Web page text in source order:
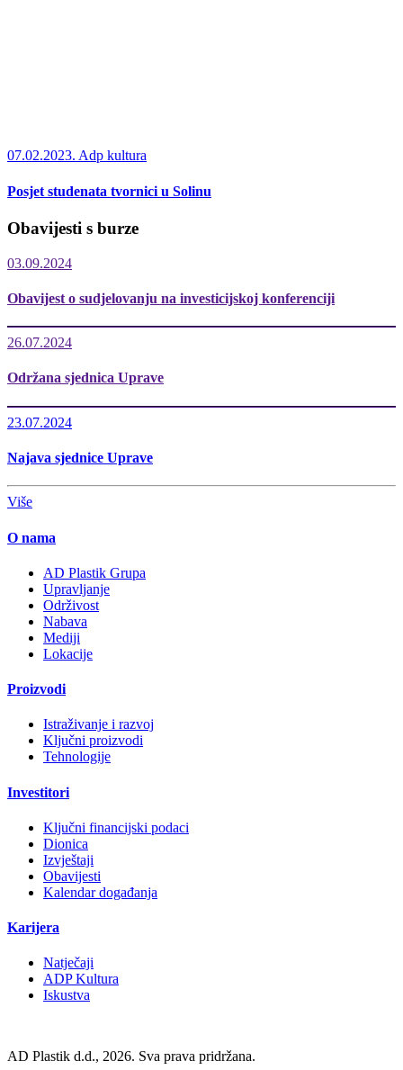
07.02.2023. Adp kultura
Posjet studenata tvornici u Solinu
Obavijesti s burze
03.09.2024
Obavijest o sudjelovanju na investicijskoj konferenciji
26.07.2024
Održana sjednica Uprave
23.07.2024
Najava sjednice Uprave
Više
O nama
AD Plastik Grupa
Upravljanje
Održivost
Nabava
Mediji
Lokacije
Proizvodi
Istraživanje i razvoj
Ključni proizvodi
Tehnologije
Investitori
Ključni financijski podaci
Dionica
Izvještaji
Obavijesti
Kalendar događanja
Karijera
Natječaji
ADP Kultura
Iskustva
AD Plastik d.d., 2026. Sva prava pridržana.